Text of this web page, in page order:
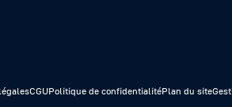
CGUPolitique de confidentialitéPlan du site